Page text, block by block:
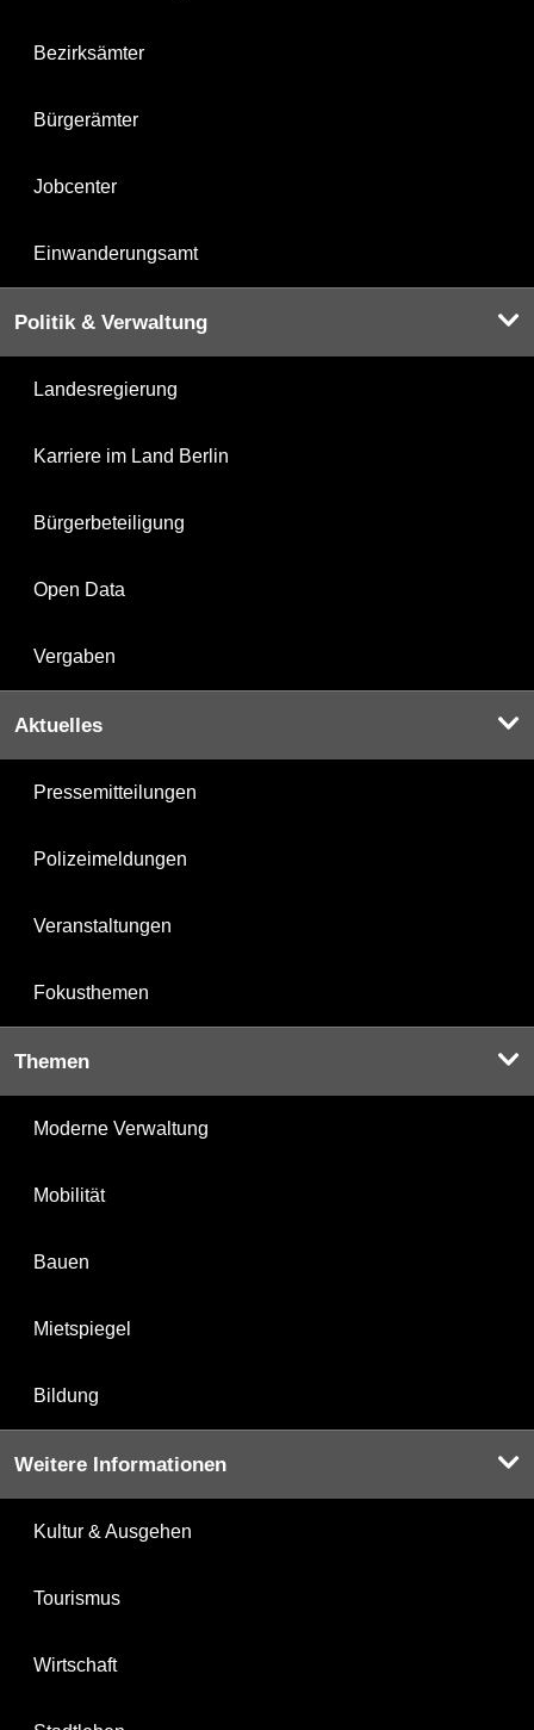
Bezirksämter
Bürgerämter
Jobcenter
Einwanderungsamt
Politik & Verwaltung
Landesregierung
Karriere im Land Berlin
Bürgerbeteiligung
Open Data
Vergaben
Aktuelles
Pressemitteilungen
Polizeimeldungen
Veranstaltungen
Fokusthemen
Themen
Moderne Verwaltung
Mobilität
Bauen
Mietspiegel
Bildung
Weitere Informationen
Kultur & Ausgehen
Tourismus
Wirtschaft